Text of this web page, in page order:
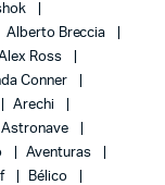
Alberto Breccia
Ross
Conner
Arechi
Astronave
Aventuras
Bélico